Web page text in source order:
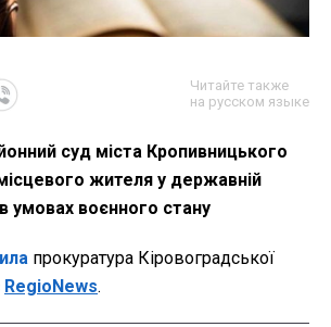
Читайте также
на русском языке
суд міста Кропивницького
жителя у державній
умовах воєнного стану
прокуратура Кіровоградської
RegioNews.